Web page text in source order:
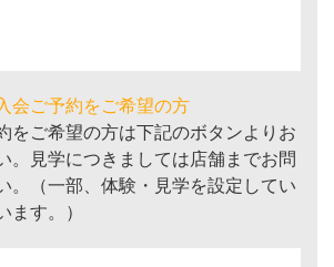
会ご予約をご希望の方
をご希望の方は下記のボタンよりお
。見学につきましては店舗までお問
。（一部、体験・見学を設定してい
ます。）